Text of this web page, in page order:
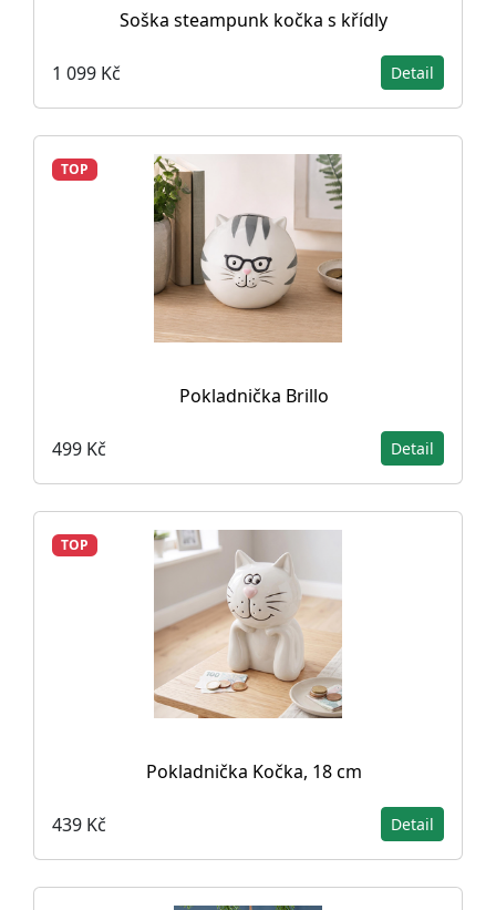
Soška steampunk kočka s křídly
1 099 Kč Detail
TOP
Pokladnička Brillo
499 Kč Detail
TOP
Pokladnička Kočka, 18 cm
439 Kč Detail